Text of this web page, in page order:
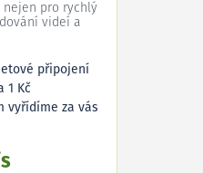
pro rychlý
videí a
připojení
1 Kč
vyřídíme za vás